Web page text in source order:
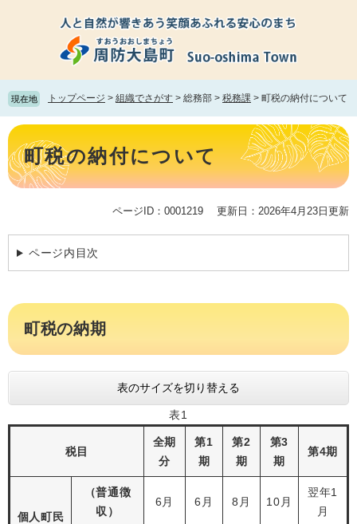
頭
で
す。
飛
ば
て
本
文
現在地 トップページ > 組織でさがす > 総務部 > 税務課 > 町税の納付について
本
文 町税の納付について
ページID：0001219 更新日：2026年4月23日更新
ページ内目次
町税の納期
表のサイズを切り替える
表1
税目
全期
分
第1
期
第2
期
第3
期
第4期
個人町民
（普通徴
収）
6月 6月 8月 10月
翌年1
月